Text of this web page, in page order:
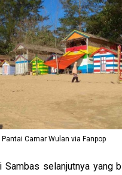
Pantai Camar Wulan via Fanpop
Sambas selanjutnya yang